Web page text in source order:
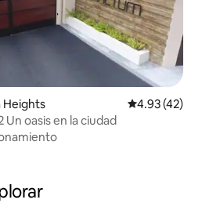
Heights Calificación
4.93 (42)
Sanctum Apartamento 2 Un oasis en la ciudad